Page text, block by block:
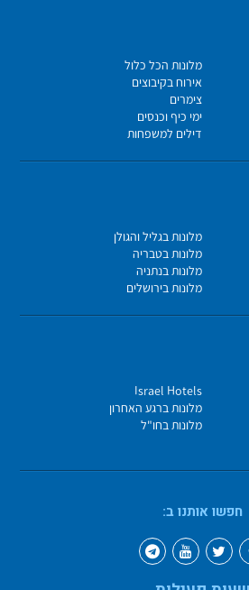
מלונות הכל כלול
אירוח בקיבוצים
צימרים
ימי כיף וכנסים
דילים למשפחות
מלונות בגליל והגולן
מלונות בטבריה
מלונות בנתניה
מלונות בירושלים
Israel Hotels
מלונות ברגע האחרון
מלונות בחו"ל
חפשו אותנו ב: